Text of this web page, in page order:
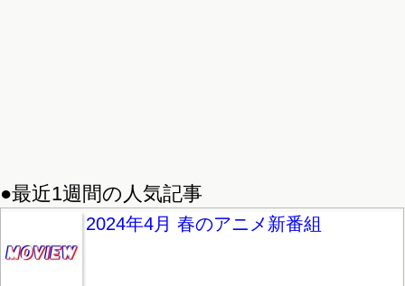
●最近1週間の人気記事
2024年4月 春のアニメ新番組